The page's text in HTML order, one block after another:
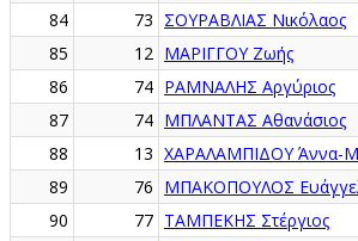
84
73 ΣΟΥΡΑΒΛΙΑΣ Νικόλαος
85
12 ΜΑΡΙΓΓΟΥ Ζωής
86
74 ΡΑΜΝΑΛΗΣ Αργύριος
87
74 ΜΠΛΑΝΤΑΣ Αθανάσιος
88
13 ΧΑΡΑΛΑΜΠΙΔΟΥ Άννα-
89
76 ΜΠΑΚΟΠΟΥΛΟΣ
90
77 ΤΑΜΠΕΚΗΣ Στέργιος